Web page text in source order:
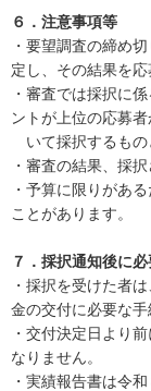
６．注意事項等
・要望調査の締め
定し、その結果を応
・審査では採択に
ントが上位の応募
いて採択するもの
・審査の結果、採
・予算に限りがあ
ことがあります。
７．採択通知後に
・採択を受けた者
金の交付に必要な手
・交付決定日より
なりません。
・実績報告書は令